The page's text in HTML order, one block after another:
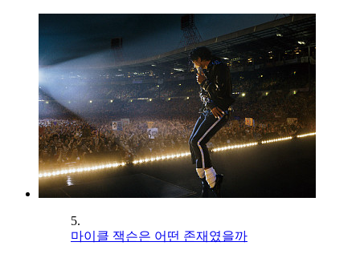
5.
마이클 잭슨은 어떤 존재였을까